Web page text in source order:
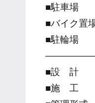
■駐車
■バイク
■駐輪
■設
■施